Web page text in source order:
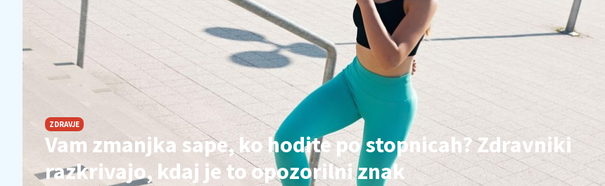
ZDRAVJE
Vam zmanjka sape, ko hodite po stopnicah? Zdravniki
razkrivajo, kdaj je to opozorilni znak